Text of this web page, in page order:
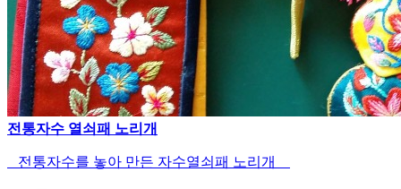
전통자수 열쇠패 노리개
전통자수를 놓아 만든 자수열쇠패 노리개